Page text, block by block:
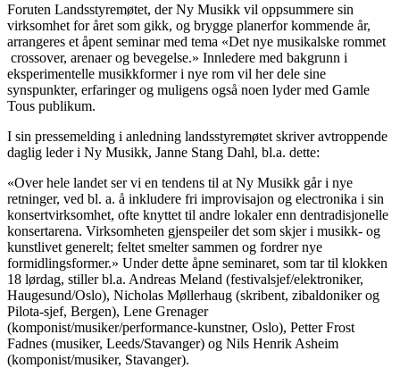
Foruten Landsstyremøtet, der Ny Musikk vil oppsummere sin
virksomhet for året som gikk, og brygge planerfor kommende år,
arrangeres et åpent seminar med tema «Det nye musikalske rommet
­ crossover, arenaer og bevegelse.» Innledere med bakgrunn i
eksperimentelle musikkformer i nye rom vil her dele sine
synspunkter, erfaringer og muligens også noen lyder med Gamle
Tous publikum.
I sin pressemelding i anledning landsstyremøtet skriver avtroppende
daglig leder i Ny Musikk, Janne Stang Dahl, bl.a. dette:
«Over hele landet ser vi en tendens til at Ny Musikk går i nye
retninger, ved bl. a. å inkludere fri improvisajon og electronika i sin
konsertvirksomhet, ofte knyttet til andre lokaler enn dentradisjonelle
konsertarena. Virksomheten gjenspeiler det som skjer i musikk- og
kunstlivet generelt; feltet smelter sammen og fordrer nye
formidlingsformer.» Under dette åpne seminaret, som tar til klokken
18 lørdag, stiller bl.a. Andreas Meland (festivalsjef/elektroniker,
Haugesund/Oslo), Nicholas Møllerhaug (skribent, zibaldoniker og
Pilota-sjef, Bergen), Lene Grenager
(komponist/musiker/performance-kunstner, Oslo), Petter Frost
Fadnes (musiker, Leeds/Stavanger) og Nils Henrik Asheim
(komponist/musiker, Stavanger).